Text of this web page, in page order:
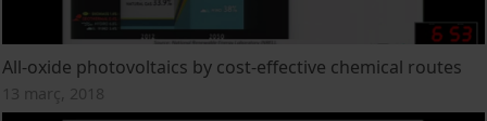
All-oxide photovoltaics by cost-effective chemical routes
13 març, 2018